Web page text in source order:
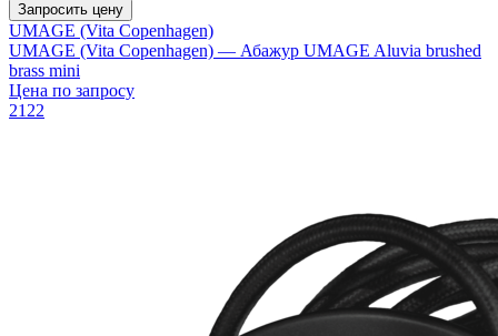
Запросить цену
UMAGE (Vita Copenhagen)
UMAGE (Vita Copenhagen) — Абажур UMAGE Aluvia brushed
brass mini
Цена по запросу
2122